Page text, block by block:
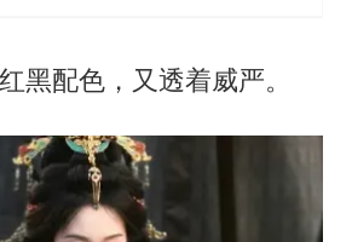
黑配色，又透着威严。